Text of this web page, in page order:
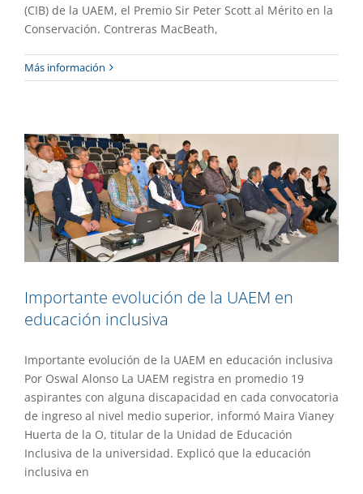
(CIB) de la UAEM, el Premio Sir Peter Scott al Mérito en la
Conservación. Contreras MacBeath,
Más información
Importante evolución de la UAEM en
Importante evolución de la UAEM en
educación inclusiva
Importante evolución de la UAEM en educación inclusiva
Por Oswal Alonso La UAEM registra en promedio 19
aspirantes con alguna discapacidad en cada convocatoria
de ingreso al nivel medio superior, informó Maira Vianey
Huerta de la O, titular de la Unidad de Educación
Inclusiva de la universidad. Explicó que la educación
inclusiva en